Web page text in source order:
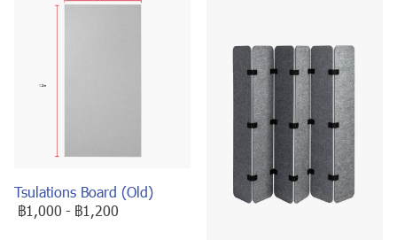
Tsulations Board (Old)
฿1,000 - ฿1,200